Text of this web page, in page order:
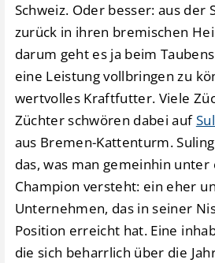
Schweiz. Oder besser: aus der
zurück in ihren bremischen
darum geht es ja beim
eine Leistung vollbringen zu
wertvolles Kraftfutter. Viele
Züchter schwören dabei auf
aus Bremen-Kattenturm.
das, was man gemeinhin
Champion versteht: ein eher
Unternehmen, das in seiner
Position erreicht hat. Eine
die sich beharrlich über die